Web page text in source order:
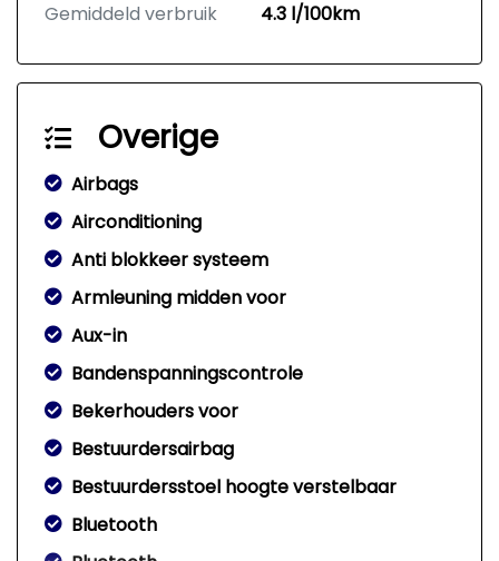
Gemiddeld verbruik
4.3 l/100km
Overige
Airbags
Airconditioning
Anti blokkeer systeem
Armleuning midden voor
Aux-in
Bandenspanningscontrole
Bekerhouders voor
Bestuurdersairbag
Bestuurdersstoel hoogte verstelbaar
Bluetooth